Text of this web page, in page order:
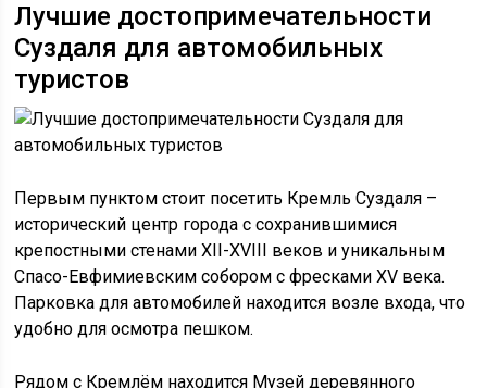
Лучшие достопримечательности
Суздаля для автомобильных
туристов
Первым пунктом стоит посетить Кремль Суздаля –
исторический центр города с сохранившимися
крепостными стенами XII-XVIII веков и уникальным
Спасо-Евфимиевским собором с фресками XV века.
Парковка для автомобилей находится возле входа, что
удобно для осмотра пешком.
Рядом с Кремлём находится Музей деревянного